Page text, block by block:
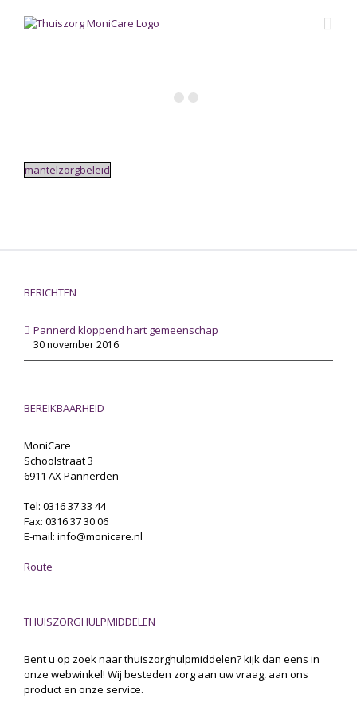
mantelzorgbeleid
BERICHTEN
Pannerd kloppend hart gemeenschap
30 november 2016
BEREIKBAARHEID
MoniCare
Schoolstraat 3
6911 AX Pannerden
Tel: 0316 37 33 44
Fax: 0316 37 30 06
E-mail: info@monicare.nl
Route
THUISZORGHULPMIDDELEN
Bent u op zoek naar thuiszorghulpmiddelen? kijk dan eens in
onze webwinkel! Wij besteden zorg aan uw vraag, aan ons
product en onze service.